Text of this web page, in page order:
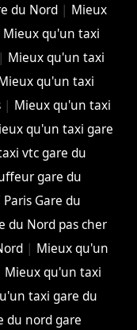
du Nord | Mieux
Mieux qu'un taxi
Mieux qu'un taxi
qu'un taxi
| Mieux qu'un taxi
qu'un taxi gare
vtc gare du
gare du
Gare du
du Nord pas cher
| Mieux qu'un
Mieux qu'un taxi
taxi gare du
du nord gare